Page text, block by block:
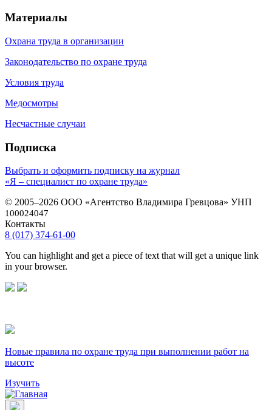
Материалы
Охрана труда в организации
Законодательство по охране труда
Условия труда
Медосмотры
Несчастные случаи
Подписка
Выбрать и оформить подписку на журнал
«Я – специалист по охране труда»
© 2005–2026 ООО «Агентство Владимира Гревцова» УНП
100024047
Контакты
8 (017) 374-61-00
You can highlight and get a piece of text that will get a unique link
in your browser.
Новые правила по охране труда при выполнении работ на
высоте
Изучить